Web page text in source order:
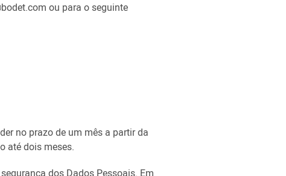
ou para o seguinte
no prazo de um mês a partir da
até dois meses.
dos Dados Pessoais. Em